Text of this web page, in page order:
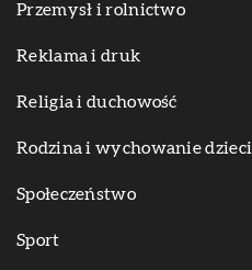
Przemysł i rolnictwo
Reklama i druk
Religia i duchowość
Rodzina i wychowanie dzieci
Społeczeństwo
Sport